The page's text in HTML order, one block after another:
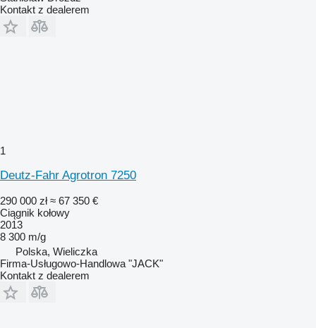
Kontakt z dealerem
1
Deutz-Fahr Agrotron 7250
290 000 zł ≈ 67 350 €
Ciągnik kołowy
2013
8 300 m/g
Polska, Wieliczka
Firma-Usługowo-Handlowa "JACK"
Kontakt z dealerem